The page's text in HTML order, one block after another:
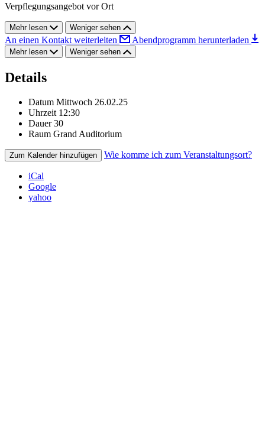
Verpflegungsangebot vor Ort
Mehr lesen Weniger sehen
An einen Kontakt weiterleiten Abendprogramm herunterladen
Mehr lesen Weniger sehen
Details
Datum Mittwoch 26.02.25
Uhrzeit 12:30
Dauer 30
Raum Grand Auditorium
Zum Kalender hinzufügen Wie komme ich zum Veranstaltungsort?
iCal
Google
yahoo